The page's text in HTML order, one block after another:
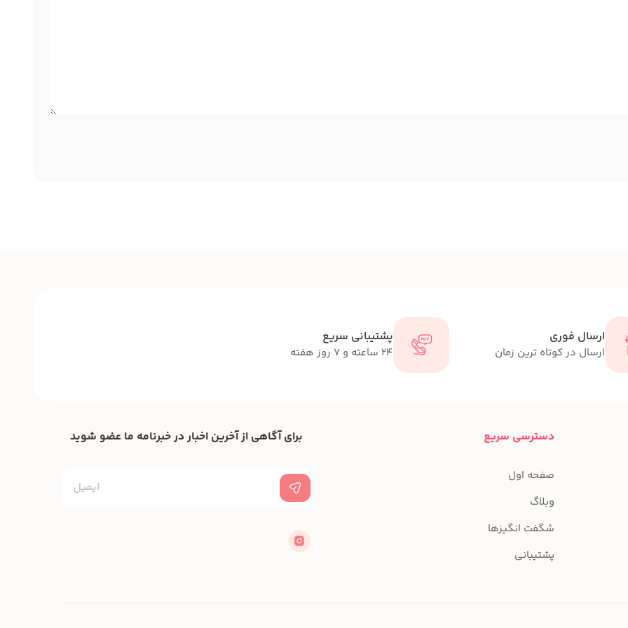
ارسال فوری
ارسال در کوتاه ترین زمان
پشتیبانی سریع
24 ساعته و 7 روز هفته
دسترسی سریع
صفحه اول
وبلاگ
شگفت انگیزها
پشتیبانی
برای آگاهی از آخرین اخبار در خبرنامه ما عضو شوید